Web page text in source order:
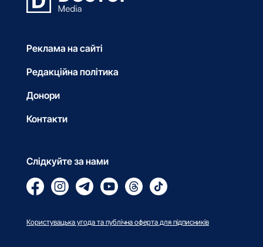
Реклама на сайті
Редакційна політика
Донори
Контакти
Слідкуйте за нами
Користувацька угода та публічна оферта для підписників